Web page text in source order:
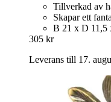
Tillverkad av
Skapar ett
B 21 x D 11,5
305 kr
Leverans till 17.